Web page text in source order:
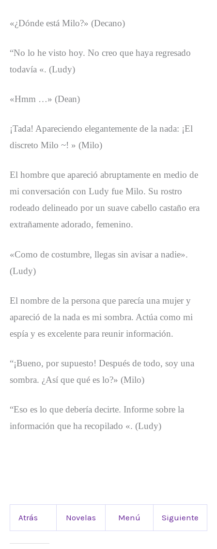
«¿Dónde está Milo?» (Decano)
“No lo he visto hoy. No creo que haya regresado
todavía «. (Ludy)
«Hmm …» (Dean)
¡Tada! Apareciendo elegantemente de la nada: ¡El
discreto Milo ~! » (Milo)
El hombre que apareció abruptamente en medio de
mi conversación con Ludy fue Milo. Su rostro
rodeado delineado por un suave cabello castaño era
extrañamente adorado, femenino.
«Como de costumbre, llegas sin avisar a nadie».
(Ludy)
El nombre de la persona que parecía una mujer y
apareció de la nada es mi sombra. Actúa como mi
espía y es excelente para reunir información.
“¡Bueno, por supuesto! Después de todo, soy una
sombra. ¿Así que qué es lo?» (Milo)
“Eso es lo que debería decirte. Informe sobre la
información que ha recopilado «. (Ludy)
Atrás Novelas Menú Siguiente